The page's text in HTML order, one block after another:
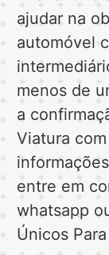
ajudar na
automóvel
menos de
a
Viatura
entre em
whatsapp
Únicos